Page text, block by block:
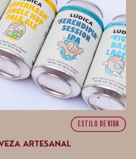
ESTILO DE VIDA
ARTESANAL